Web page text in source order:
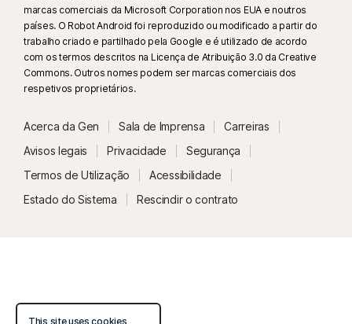
marcas comerciais da Microsoft Corporation nos EUA e noutros
países. O Robot Android foi reproduzido ou modificado a partir do
trabalho criado e partilhado pela Google e é utilizado de acordo
com os termos descritos na Licença de Atribuição 3.0 da Creative
Commons. Outros nomes podem ser marcas comerciais dos
respetivos proprietários.
Acerca da Gen Sala de Imprensa
Carreiras
Avisos legais
Privacidade
Segurança
Termos de Utilização
Acessibilidade
Estado do Sistema
Rescindir o contrato
This site uses cookies